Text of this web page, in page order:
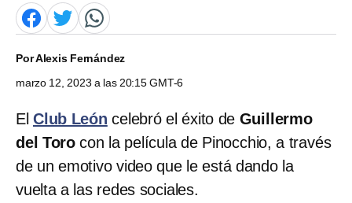
PorAlexis Fernández
marzo 12, 2023 a las 20:15 GMT-6
El Club León celebró el éxito de Guillermo
del Toro con la película de Pinocchio, a través
de un emotivo video que le está dando la
vuelta a las redes sociales.